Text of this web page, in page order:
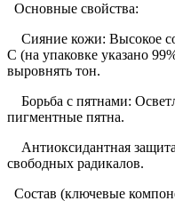
Основные свойства:
Сияние кожи: Высокое
C (на упаковке указано
выровнять тон.
Борьба с пятнами:
пигментные пятна.
Антиоксидантная
свободных радикалов.
Состав (ключевые